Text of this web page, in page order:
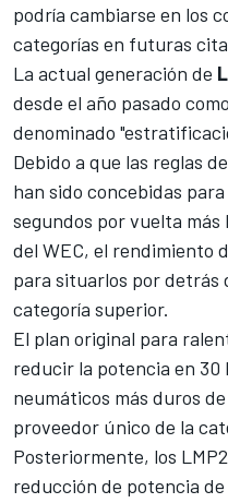
podría cambiarse en los
categorías en futuras
La actual generación de
desde el año pasado
denominado
Debido a que las reglas
han sido concebidas
segundos por vuelta
del WEC, el rendimiento
para situarlos por detrás
categoría superior.
El plan original para
reducir la potencia en 30
neumáticos más duros
proveedor único de la
Posteriormente, los
reducción de potencia